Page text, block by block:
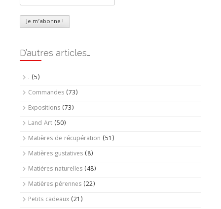
D’autres articles…
. (5)
Commandes (73)
Expositions (73)
Land Art (50)
Matières de récupération (51)
Matières gustatives (8)
Matières naturelles (48)
Matières pérennes (22)
Petits cadeaux (21)